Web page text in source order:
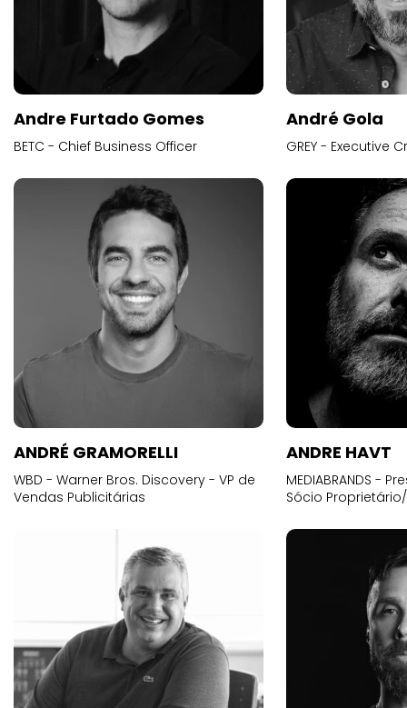
Andre Furtado Gomes
BETC - Chief Business Officer
André Gola
GREY - Executive
ANDRÉ GRAMORELLI
WBD - Warner Bros. Discovery - VP de
Vendas Publicitárias
ANDRE HAVT
MEDIABRANDS -
Sócio